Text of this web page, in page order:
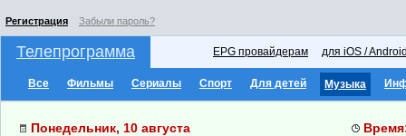
Регистрация Забыли пароль?
Телепрограмма EPG провайдерам для iOS /
Все Фильмы Сериалы Спорт Для детей Музыка
Понедельник, 10 августа